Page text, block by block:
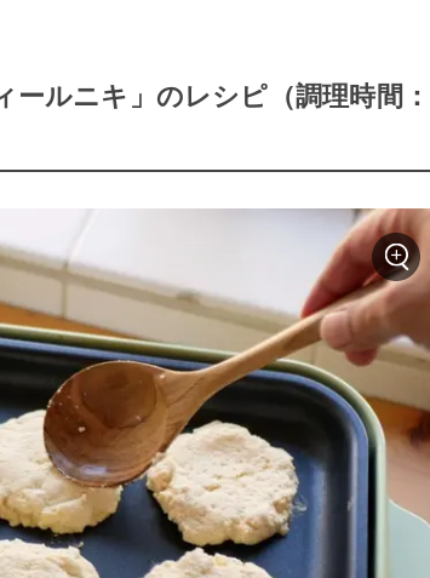
ルニキ」のレシピ（調理時間：